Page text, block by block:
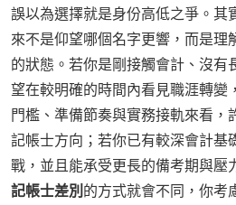
誤以為選擇就是身份高低之爭。其
來不是仰望哪個名字更響，而是理
的狀態。若你是剛接觸會計、沒有
望在較明確的時間內看見職涯轉變
門檻、準備節奏與實務接軌來看，
記帳士方向；若你已有較深會計基
戰，並且能承受更長的備考期與壓
記帳士差別 的方式就會不同，你考